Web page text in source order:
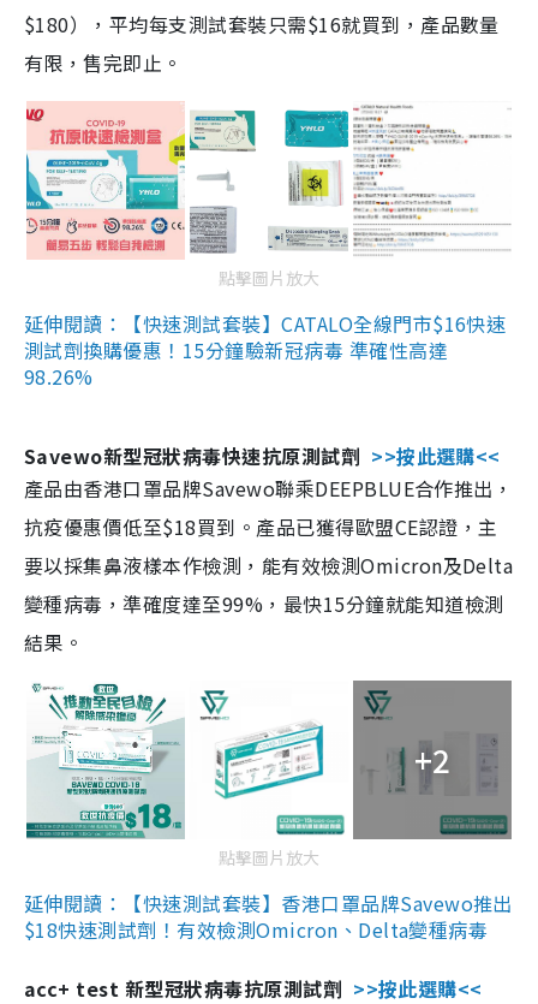
$180），平均每支測試套裝只需$16就買到，產品數量
有限，售完即止。
點擊圖片放大
延伸閱讀：【快速測試套裝】CATALO全線門市$16快速
測試劑換購優惠！15分鐘驗新冠病毒 準確性高達
98.26%
Savewo新型冠狀病毒快速抗原測試劑 >>按此選購<<
產品由香港口罩品牌Savewo聯乘DEEPBLUE合作推出，
抗疫優惠價低至$18買到。產品已獲得歐盟CE認證，主
要以採集鼻液樣本作檢測，能有效檢測Omicron及Delta
變種病毒，準確度達至99%，最快15分鐘就能知道檢測
結果。
+2
點擊圖片放大
延伸閱讀：【快速測試套裝】香港口罩品牌Savewo推出
$18快速測試劑！有效檢測Omicron、Delta變種病毒
acc+ test 新型冠狀病毒抗原測試劑 >>按此選購<<